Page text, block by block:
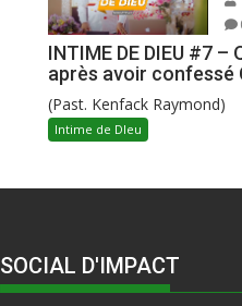
INTIME DE DIEU #7
après avoir confessé
(Past. Kenfack Raymond)
Intime de DIeu
SOCIAL D'IMPACT